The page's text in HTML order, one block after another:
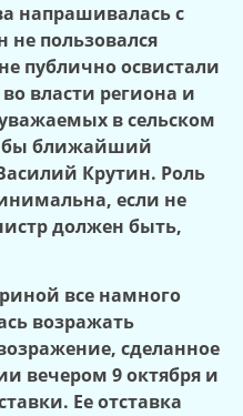
напрашивалась с
пользовался
публично освистали
власти региона и
в сельском
бы ближайший
Крутин. Роль
если не
должен быть,
все намного
возражать
сделанное
вечером 9 октября и
Ее отставка